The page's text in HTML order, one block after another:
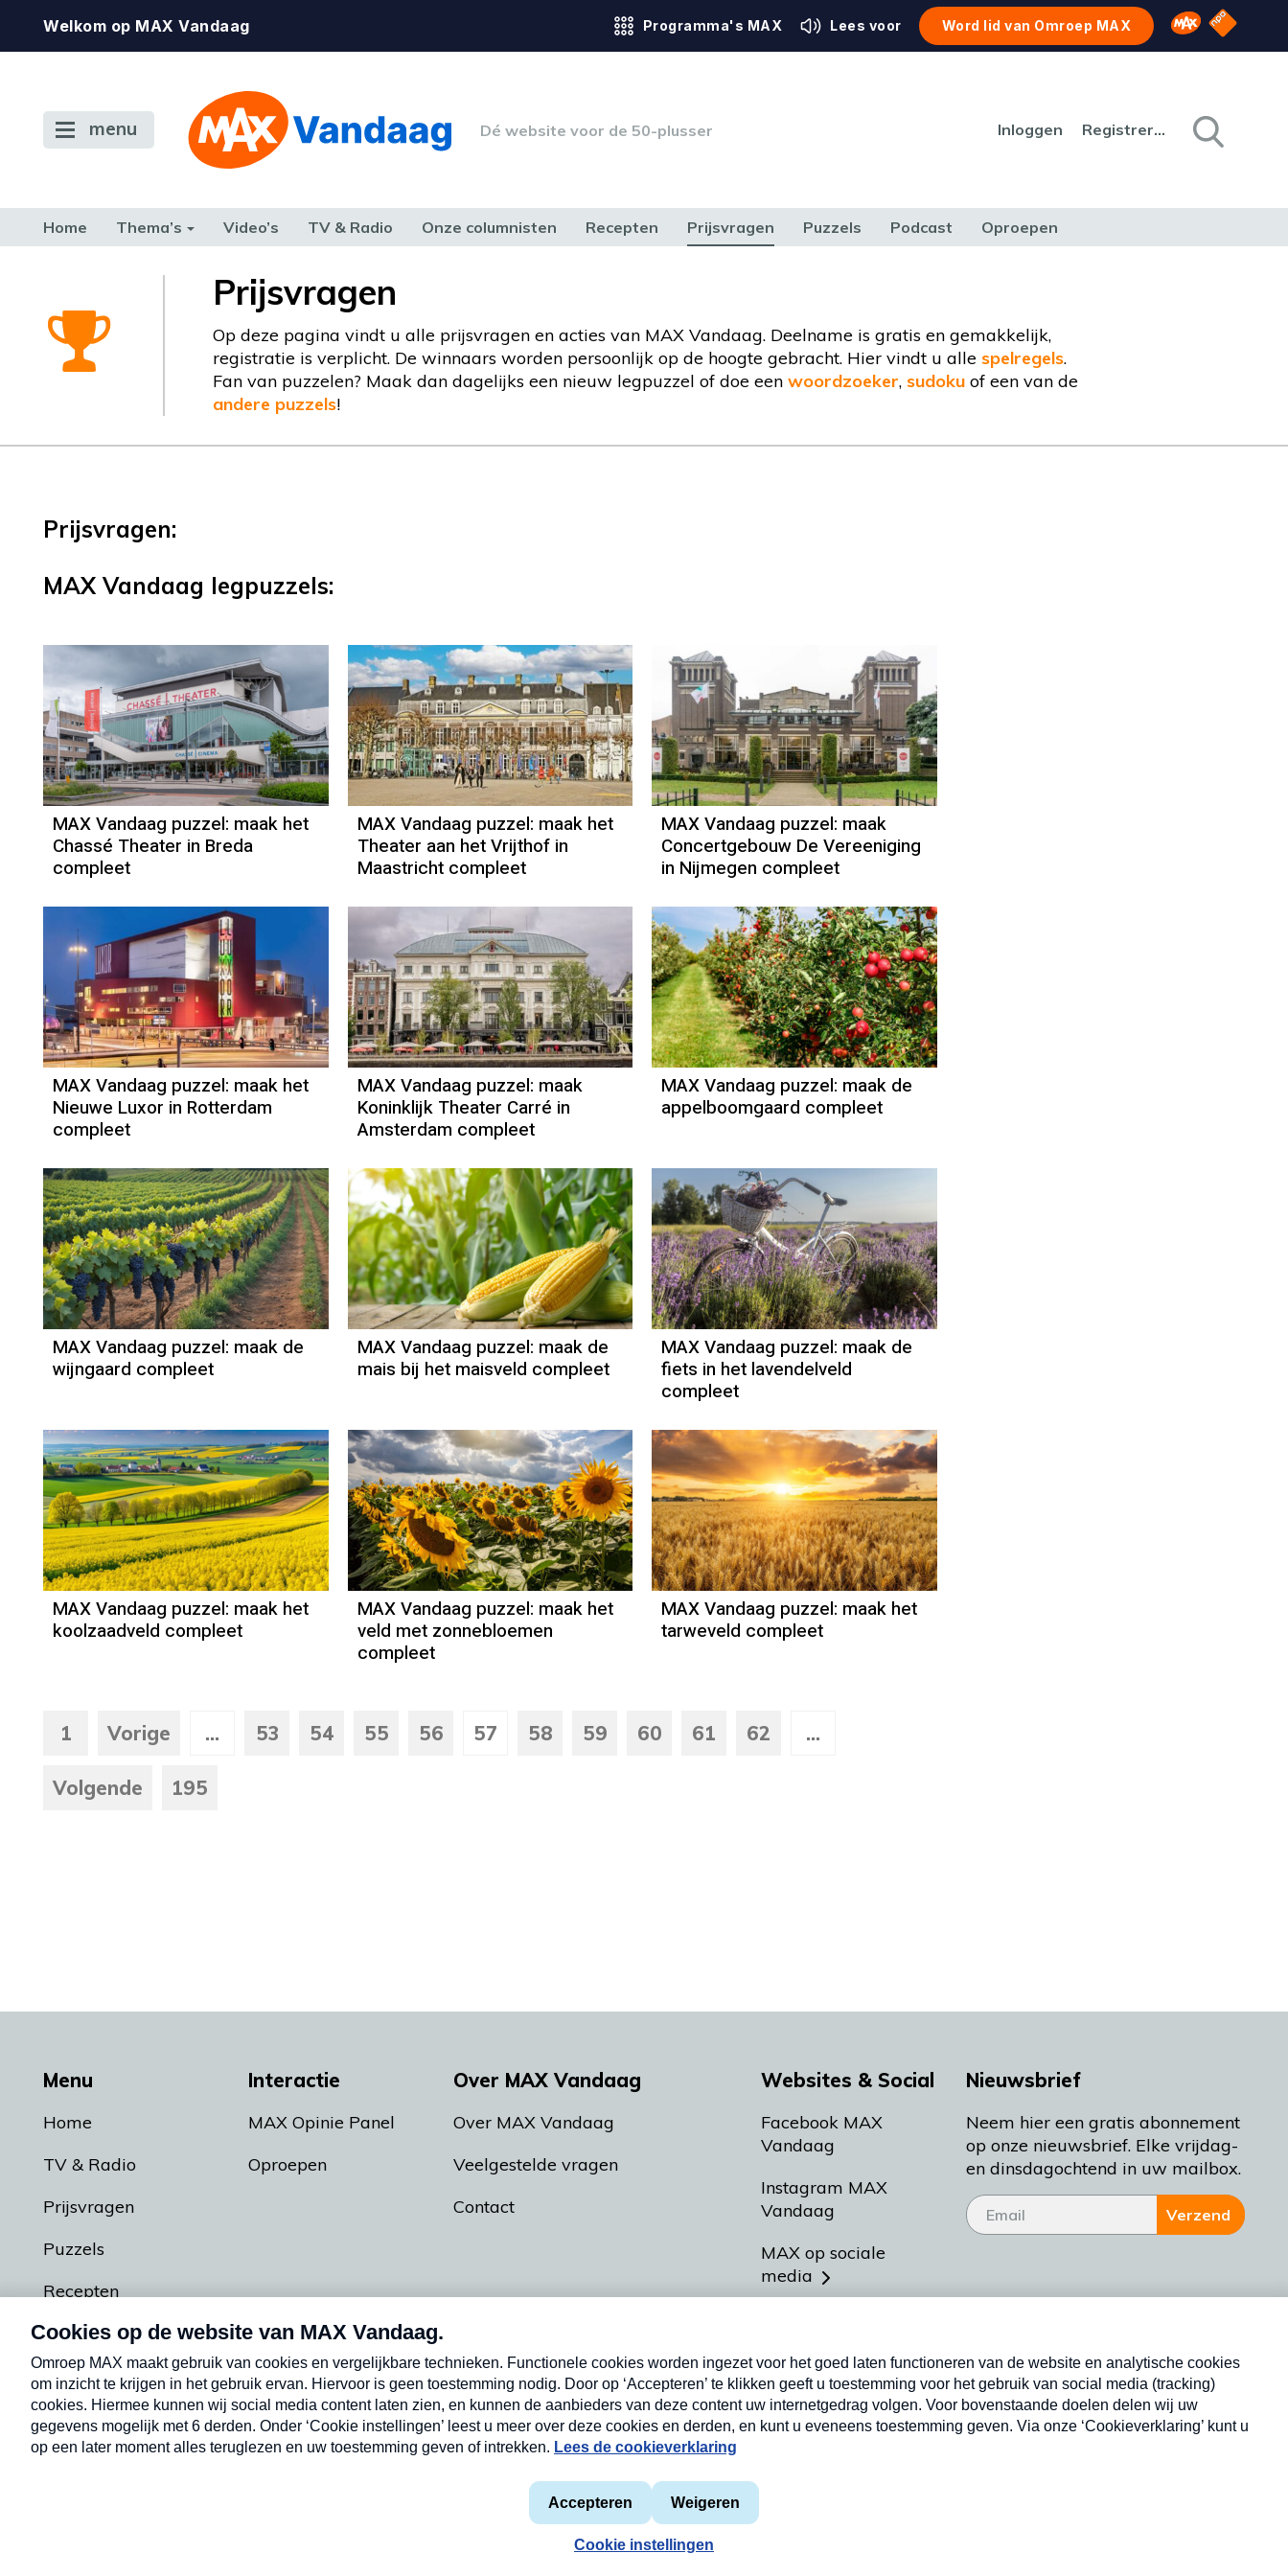
Welkom op MAX Vandaag Programma's MAX Lees voor Word lid van Omroep MAX Omroep MAX
NPO
menu Dé website voor de 50-plusser Inloggen Registreren
Home Thema’s Video’s TV & Radio Onze columnisten Recepten Prijsvragen Puzzels Podcast Oproepen
Prijsvragen
Op deze pagina vindt u alle prijsvragen en acties van MAX Vandaag. Deelname is gratis en gemakkelijk,
registratie is verplicht. De winnaars worden persoonlijk op de hoogte gebracht. Hier vindt u alle spelregels.
Fan van puzzelen? Maak dan dagelijks een nieuw legpuzzel of doe een woordzoeker, sudoku of een van de
andere puzzels!
Prijsvragen:
MAX Vandaag legpuzzels:
MAX Vandaag puzzel: maak het
Chassé Theater in Breda
compleet
MAX Vandaag puzzel: maak het
Theater aan het Vrijthof in
Maastricht compleet
MAX Vandaag puzzel: maak
Concertgebouw De Vereeniging
in Nijmegen compleet
MAX Vandaag puzzel: maak het
Nieuwe Luxor in Rotterdam
compleet
MAX Vandaag puzzel: maak
Koninklijk Theater Carré in
Amsterdam compleet
MAX Vandaag puzzel: maak de
appelboomgaard compleet
MAX Vandaag puzzel: maak de
wijngaard compleet
MAX Vandaag puzzel: maak de
mais bij het maisveld compleet
MAX Vandaag puzzel: maak de
fiets in het lavendelveld
compleet
MAX Vandaag puzzel: maak het
koolzaadveld compleet
MAX Vandaag puzzel: maak het
veld met zonnebloemen
compleet
MAX Vandaag puzzel: maak het
tarweveld compleet
1 Vorige ... 53 54 55 56 57 58 59 60 61 62 ...
Volgende 195
Menu
Home
TV & Radio
Prijsvragen
Puzzels
Recepten
Podcasts
Interactie
MAX Opinie Panel
Oproepen
Over MAX Vandaag
Over MAX Vandaag
Veelgestelde vragen
Contact
Websites & Social
Facebook MAX
Vandaag
Instagram MAX
Vandaag
MAX op sociale
media
Meldpunt Actueel
Heel Holland Bakt
Nieuwsbrief
Neem hier een gratis abonnement
op onze nieuwsbrief. Elke vrijdag-
en dinsdagochtend in uw mailbox.
Verzend
Privacyverklaring
Cookieverklaring
Nieuwsbrief
Neem hier een gratis abonnement op onze